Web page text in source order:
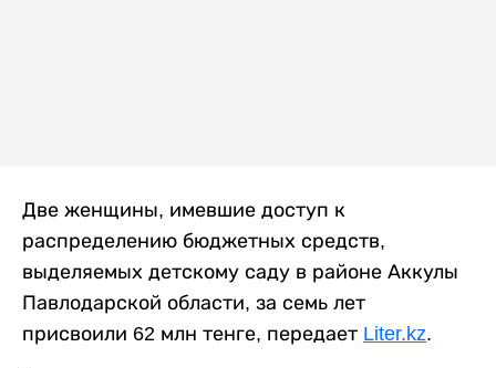
Две женщины, имевшие доступ к
распределению бюджетных средств,
выделяемых детскому саду в районе Аккулы
Павлодарской области, за семь лет
присвоили 62 млн тенге, передает Liter.kz.